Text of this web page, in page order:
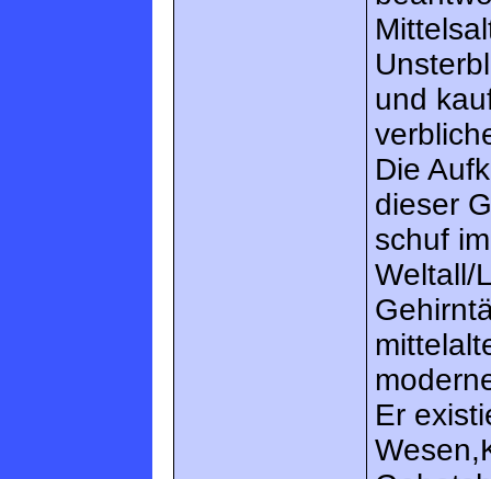
und
Die
dieser
schuf
Weltall/
Er